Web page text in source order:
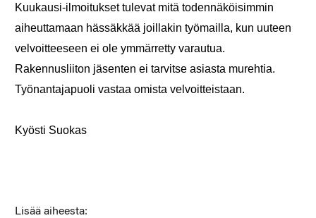
Kuukausi-ilmoitukset tulevat mitä todennäköisimmin
aiheuttamaan hässäkkää joillakin työmailla, kun uuteen
velvoitteeseen ei ole ymmärretty varautua.
Rakennusliiton jäsenten ei tarvitse asiasta murehtia.
Työnantajapuoli vastaa omista velvoitteistaan.
Kyösti Suokas
Lisää aiheesta: